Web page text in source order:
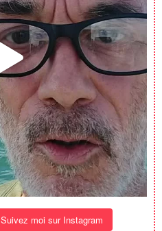
Suivez moi sur Instagram